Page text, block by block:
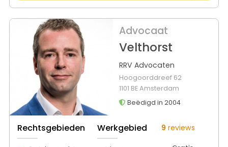
Advocaat
Velthorst
RRV Advocaten
Hoogoorddreef 62
1101 BE Amsterdam
Beëdigd in 2004
Rechtsgebieden Werkgebied 9 reviews